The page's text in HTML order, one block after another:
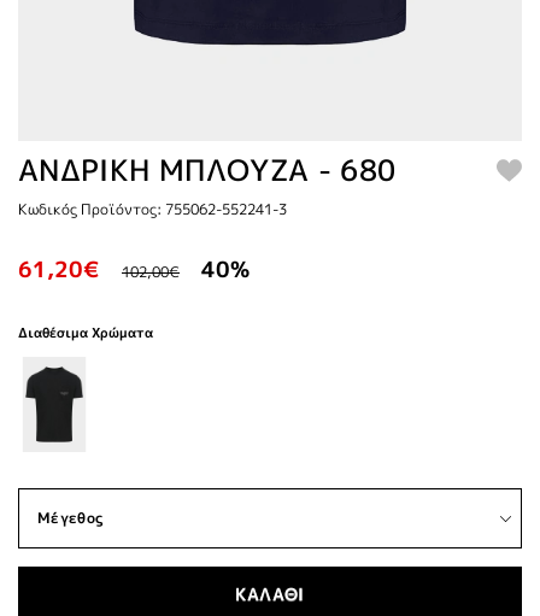
ΑΝΔΡΙΚΗ ΜΠΛΟΥΖΑ - 680
Κωδικός Προϊόντος: 755062-552241-3
61,20€ 102,00€ 40%
Διαθέσιμα Χρώματα
ΚΑΛΑΘΙ